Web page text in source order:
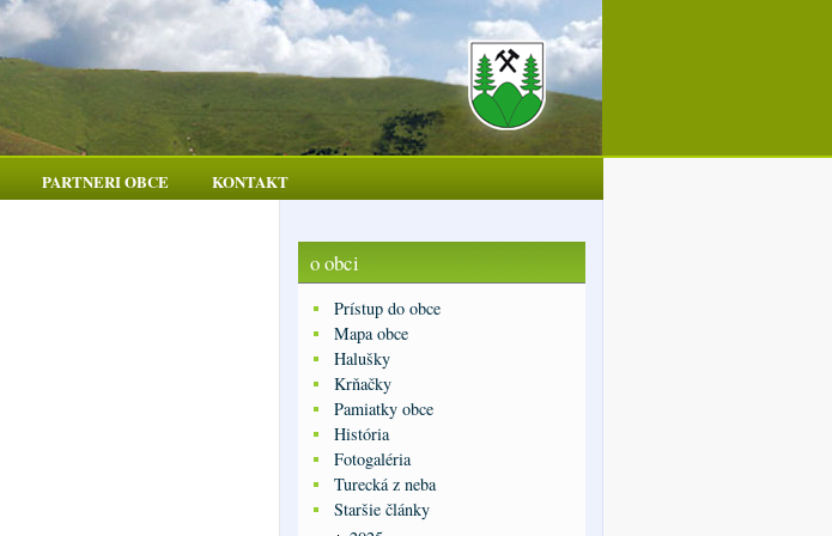
PARTNERI OBCE KONTAKT
o obci
Prístup do obce
Mapa obce
Halušky
Krňačky
Pamiatky obce
História
Fotogaléria
Turecká z neba
Staršie články